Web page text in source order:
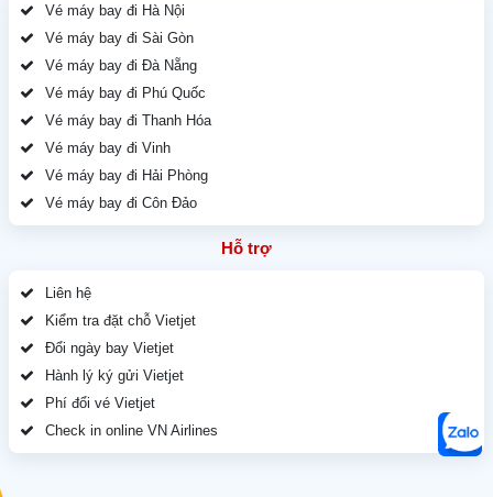
Vé máy bay đi Hà Nội
Vé máy bay đi Sài Gòn
Vé máy bay đi Đà Nẵng
Vé máy bay đi Phú Quốc
Vé máy bay đi Thanh Hóa
Vé máy bay đi Vinh
Vé máy bay đi Hải Phòng
Vé máy bay đi Côn Đảo
Hỗ trợ
Liên hệ
Kiểm tra đặt chỗ Vietjet
Đổi ngày bay Vietjet
Hành lý ký gửi Vietjet
Phí đổi vé Vietjet
Check in online VN Airlines